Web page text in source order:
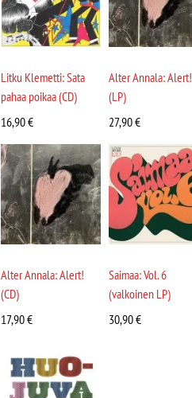
Litku Klemetti: Sata
pahaa poikaa (CD)
16,90€
Alter Annala: Alert!
(LP)
27,90€
Alter Annala: Alert!
(CD)
17,90€
Saimaa: Vol. 6
(valkoinen LP)
30,90€